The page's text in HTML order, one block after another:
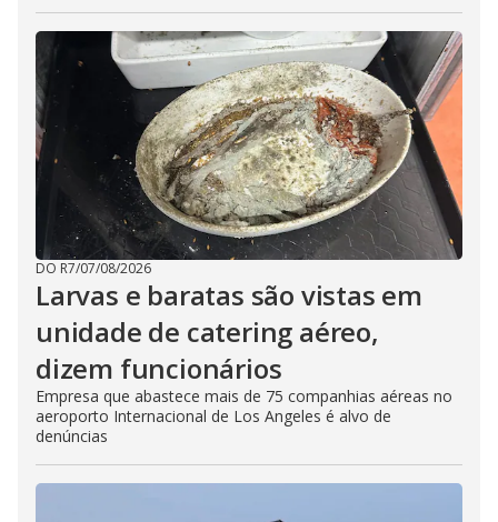
DO R7/07/08/2026
Larvas e baratas são vistas em
unidade de catering aéreo,
dizem funcionários
Empresa que abastece mais de 75 companhias aéreas no
aeroporto Internacional de Los Angeles é alvo de
denúncias